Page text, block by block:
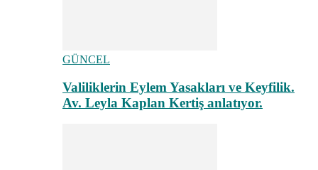
GÜNCEL
Valiliklerin Eylem Yasakları ve Keyfilik.
Av. Leyla Kaplan Kertiş anlatıyor.